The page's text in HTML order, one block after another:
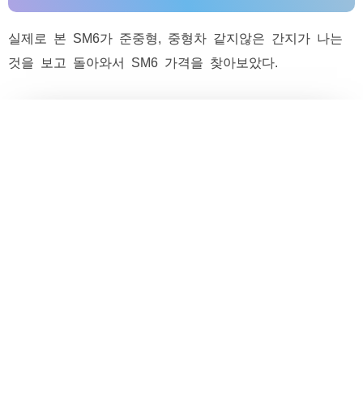
실제로 본 SM6가 준중형, 중형차 같지않은 간지가 나는
것을 보고 돌아와서 SM6 가격을 찾아보았다.